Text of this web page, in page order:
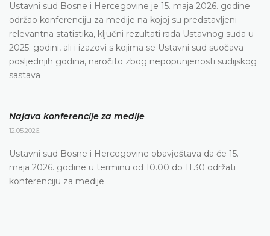
Ustavni sud Bosne i Hercegovine je 15. maja 2026. godine
održao konferenciju za medije na kojoj su predstavljeni
relevantna statistika, ključni rezultati rada Ustavnog suda u
2025. godini, ali i izazovi s kojima se Ustavni sud suočava
posljednjih godina, naročito zbog nepopunjenosti sudijskog
sastava
Najava konferencije za medije
12.05.2026.
Ustavni sud Bosne i Hercegovine obavještava da će 15.
maja 2026. godine u terminu od 10.00 do 11.30 održati
konferenciju za medije